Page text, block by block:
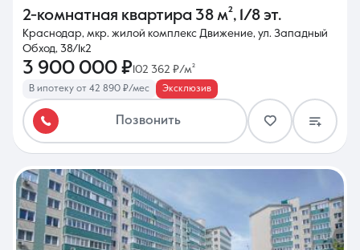
2-комнатная квартира 38 м², 1/8 эт.
Краснодар, мкр. жилой комплекс Движение, ул. Западный
Обход, 38/1к2
3 900 000 ₽102 362 ₽/м²
В ипотеку от 42 890 ₽/мес Эксклюзив
Позвонить